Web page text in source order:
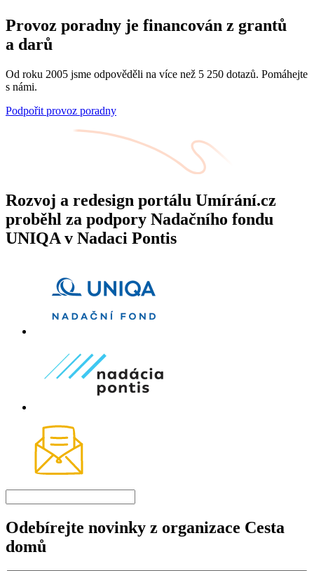
Provoz poradny je financován z grantů
a darů
Od roku 2005 jsme odpověděli na více než 5 250 dotazů. Pomáhejte
s námi.
Podpořit provoz poradny
Rozvoj a redesign portálu Umírání.cz
proběhl za podpory Nadačního fondu
UNIQA v Nadaci Pontis
Odebírejte novinky z organizace Cesta
domů